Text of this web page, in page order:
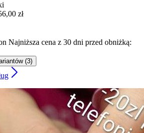
zł
Najniższa cena z 30 dni przed obniżką:
(3)